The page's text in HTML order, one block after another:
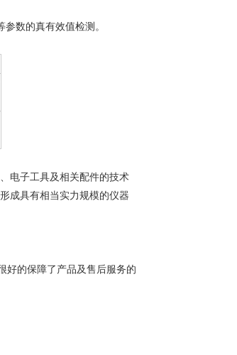
数的真有效值检测。
电子工具及相关配件的技术
成具有相当实力规模的仪器
的保障了产品及售后服务的